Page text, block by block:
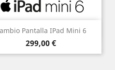
Pantalla IPad Mini 6
Precio
299,00 €
Vista rápida